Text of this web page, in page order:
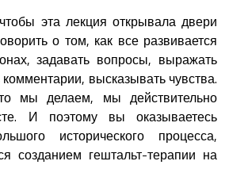
эта лекция открывала двери
о том, как все развивается
задавать вопросы, выражать
высказывать чувства.
мы делаем, мы действительно
И поэтому вы оказываетесь
исторического процесса,
созданием гештальт-терапии на